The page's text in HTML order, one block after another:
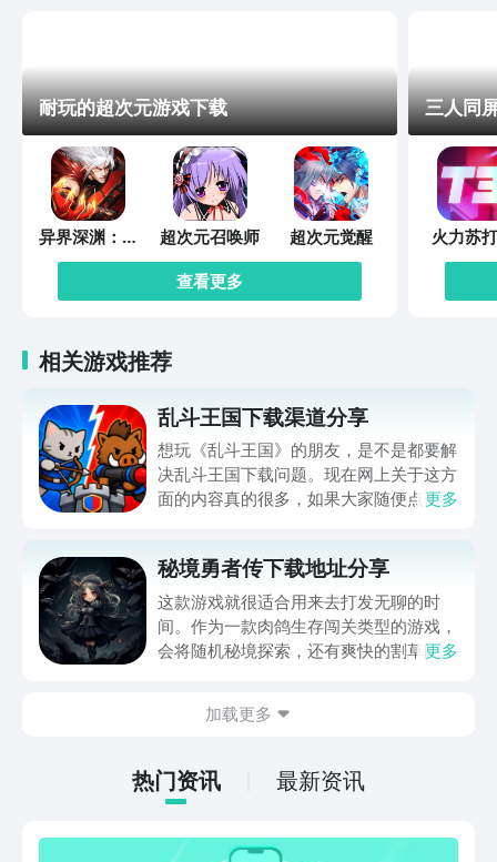
耐玩的超次元游戏下载
异界深渊：觉
醒
超次元召唤师
超次元觉醒
查看更多
三人同
火力苏
相关游戏推荐
乱斗王国下载渠道分享
想玩《乱斗王国》的朋友，是不是都要解
决乱斗王国下载问题。现在网上关于这方
面的内容真的很多，如果大家随便点击陌
app进行下载会更加方便，九游是手游福
利最多的游戏平台，在这里不仅能够看到
游戏资源，还能及时查看后续的消息、活
动内容等相关信息。
更多
秘境勇者传下载地址分享
这款游戏就很适合用来去打发无聊的时
间。作为一款肉鸽生存闯关类型的游戏，
会将随机秘境探索，还有爽快的割草闯关
接就可以下载。游戏的上手门槛还是比较
打发无聊的时间，可玩性真的比较高。
更多
加载更多
热门资讯 最新资讯